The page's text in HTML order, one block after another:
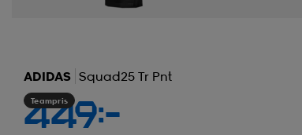
ADIDAS Squad25 Tr Pnt
Teampris
449:-